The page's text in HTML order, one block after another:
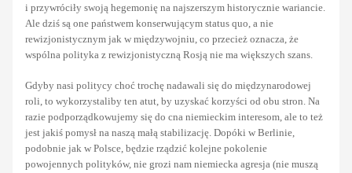
i przywróciły swoją hegemonię na najszerszym historycznie wariancie.
Ale dziś są one państwem konserwującym status quo, a nie
rewizjonistycznym jak w międzywojniu, co przecież oznacza, że
wspólna polityka z rewizjonistyczną Rosją nie ma większych szans.
Gdyby nasi politycy choć trochę nadawali się do międzynarodowej
roli, to wykorzystaliby ten atut, by uzyskać korzyści od obu stron. Na
razie podporządkowujemy się do cna niemieckim interesom, ale to też
jest jakiś pomysł na naszą małą stabilizację. Dopóki w Berlinie,
podobnie jak w Polsce, będzie rządzić kolejne pokolenie
powojennych polityków, nie grozi nam niemiecka agresja (nie muszą